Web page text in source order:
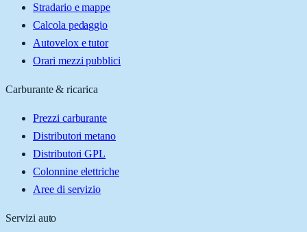
Stradario e mappe
Calcola pedaggio
Autovelox e tutor
Orari mezzi pubblici
Carburante & ricarica
Prezzi carburante
Distributori metano
Distributori GPL
Colonnine elettriche
Aree di servizio
Servizi auto